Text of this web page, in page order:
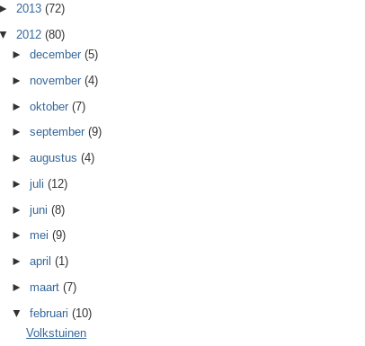
► 2013 (72)
▼ 2012 (80)
►december(5)
►november(4)
►oktober(7)
►september(9)
►augustus(4)
►juli(12)
►juni(8)
►mei(9)
►april(1)
►maart(7)
▼februari(10)
Volkstuinen